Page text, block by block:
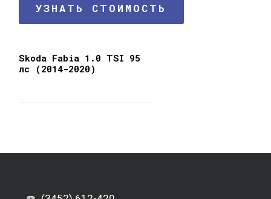
УЗНАТЬ СТОИМОСТЬ
Skoda Fabia 1.0 TSI 95
лс (2014-2020)